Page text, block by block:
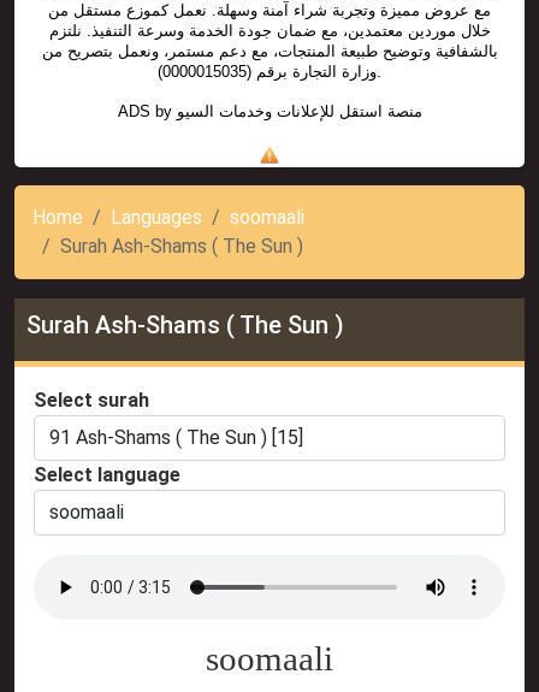
مع عروض مميزة وتجربة شراء آمنة وسهلة. نعمل كموزع مستقل من
خلال موردين معتمدين، مع ضمان جودة الخدمة وسرعة التنفيذ. نلتزم
بالشفافية وتوضيح طبيعة المنتجات، مع دعم مستمر، ونعمل بتصريح من
وزارة التجارة برقم (0000015035).
ADS by منصة استقل للإعلانات وخدمات السيو
Home Languages
soomaali
Surah Ash-Shams ( The Sun )
Surah Ash-Shams ( The Sun )
Select surah
Select language
soomaali